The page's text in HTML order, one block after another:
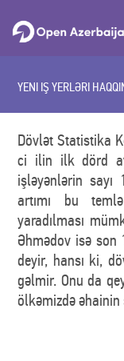
YENI IŞ YERLƏRI
Dövlət Statistika
ci ilin ilk dörd
işləyənlərin
artımı bu
yaradılması
Əhmədov isə son
deyir, hansı ki,
gəlmir. Onu da
ölkəmizdə əhainin